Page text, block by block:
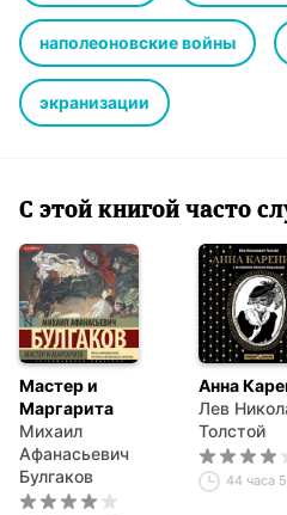
наполеоновские войны
экранизации
С этой книгой часто
Мастер и
Маргарита
Михаил
Афанасьевич
Булгаков
Анна
Лев
Толстой
44 часа